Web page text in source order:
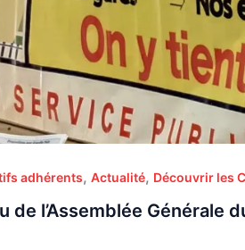
adhérents, Actualité, Découvrir les
de l’Assemblée Générale